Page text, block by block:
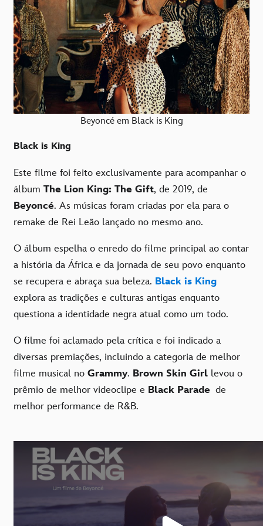
Beyoncé em Black is King
Black is King
Este filme foi feito exclusivamente para acompanhar o
álbum The Lion King: The Gift, de 2019, de
Beyoncé. As músicas foram criadas por ela para o
remake de Rei Leão lançado no mesmo ano.
O álbum espelha o enredo do filme principal ao contar
a história da África e da jornada de seu povo enquanto
se recupera e abraça sua beleza. Black is King
explora as tradições e culturas antigas enquanto
questiona a identidade negra atual como um todo.
O filme foi aclamado pela crítica e foi indicado a
diversas premiações, incluindo a categoria de melhor
filme musical no Grammy. Brown Skin Girl levou o
prêmio de melhor videoclipe e Black Parade de
melhor performance de R&B.